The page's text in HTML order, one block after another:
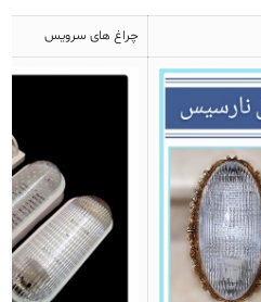
چراغ های سرویس